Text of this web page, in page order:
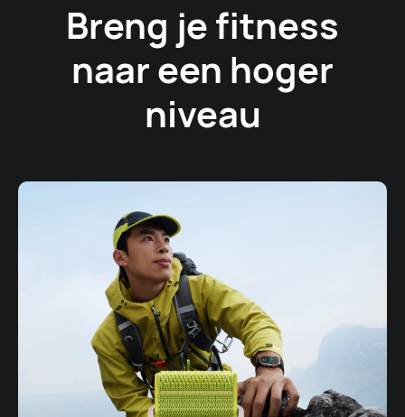
Breng je fitness
naar een hoger
niveau